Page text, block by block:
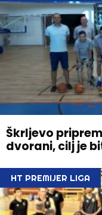
Škrljevo
dvorani, cilj je
HT PREMIJER LIGA